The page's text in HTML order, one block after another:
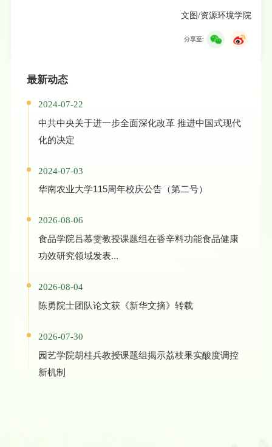
文图/资源环境学院
分享至:
最新动态
2024-07-22
中共中央关于进一步全面深化改革 推进中国式现代
化的决定
2024-07-03
华南农业大学115周年校庆公告（第二号）
2026-08-06
食品学院吕慕雯教授课题组在香辛料功能食品健康
功效研究领域发表...
2026-08-04
陈勇院士团队论文获《新华文摘》转载
2026-07-30
园艺学院胡桂兵教授课题组揭示荔枝果实酸度调控
新机制